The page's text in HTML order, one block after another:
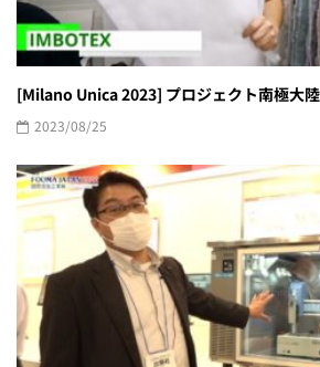
[Milano Unica 2023] プロジェクト南極大
2023/08/25